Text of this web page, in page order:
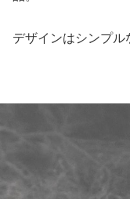
デザインはシンプル